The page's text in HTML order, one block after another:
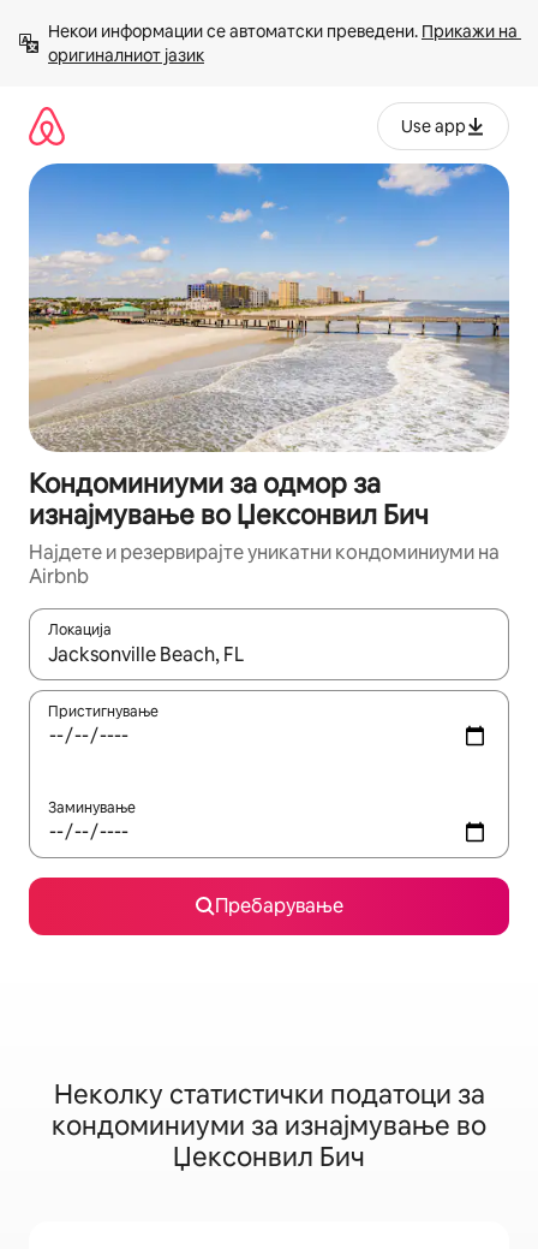
содржина
Некои информации се автоматски преведени. Прикажи на
оригиналниот јазик
Use app
Кондоминиуми за одмор за
изнајмување во Џексонвил Бич
Најдете и резервирајте уникатни кондоминиуми на
Airbnb
Локација
Кога резултатите се достапни, движете се со копчињата
Пристигнување
Заминување
Пребарување
Неколку статистички податоци за
кондоминиуми за изнајмување во
Џексонвил Бич